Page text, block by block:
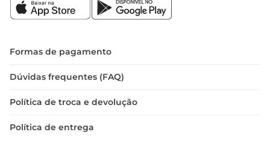
Experimente o Azeite de Oliva Gomes da Costa
pratos dignos de chefs, valorizando cada refeição
com um toque especial de sabor e qualidade.
Formas de pagamento
Dúvidas frequentes (FAQ)
Política de troca e devolução
Política de entrega